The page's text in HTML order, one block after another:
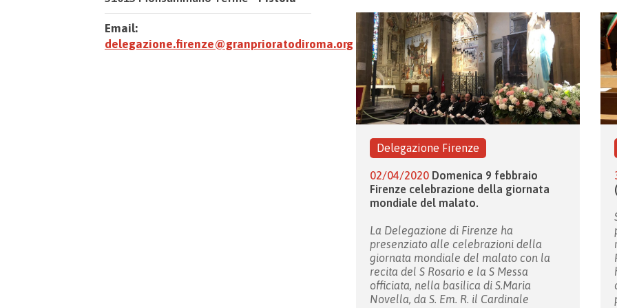
Email:
delegazione.firenze@granprioratodiroma.org
Delegazione Firenze
02/04/2020 Domenica 9 febbraio
Firenze celebrazione della giornata
mondiale del malato.
La Delegazione di Firenze ha
presenziato alle celebrazioni della
giornata mondiale del malato con la
recita del S Rosario e la S Messa
officiata, nella basilica di S.Maria
Novella, da S. Em. R. il Cardinale